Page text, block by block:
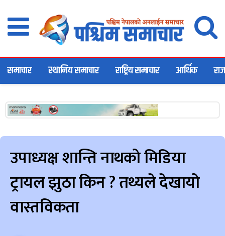
समाचार स्थानिय समाचार राष्ट्रिय समाचार आर्थिक
उपाध्यक्ष शान्ति नाथको मिडिया
ट्रायल झुठा किन ? तथ्यले देखायो
वास्तविकता